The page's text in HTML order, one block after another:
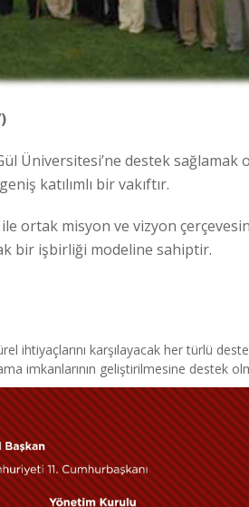
Üniversitesi’ne destek sağlamak
katılımlı bir vakıftır.
ortak misyon ve vizyon
bir işbirliği modeline sahiptir.
ihtiyaçlarını karşılayacak her türlü
imkanlarının geliştirilmesine destek